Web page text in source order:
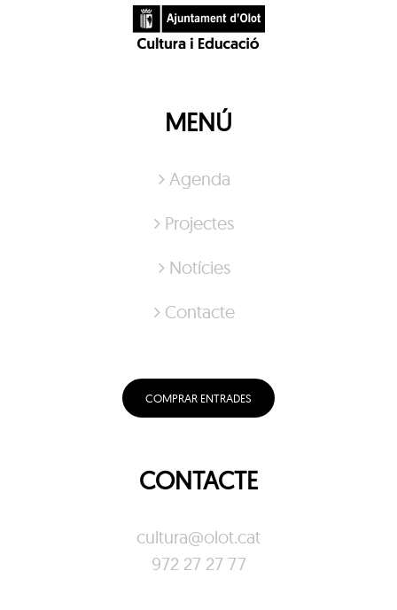
MENÚ
Agenda
Projectes
Notícies
Contacte
COMPRAR ENTRADES
CONTACTE
cultura@olot.cat
972 27 27 77